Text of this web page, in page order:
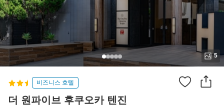
5
비즈니스 호텔
더 원파이브 후쿠오카 텐진